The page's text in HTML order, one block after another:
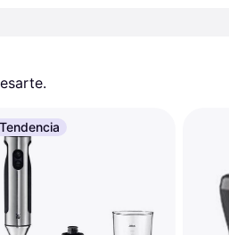
Tendencia